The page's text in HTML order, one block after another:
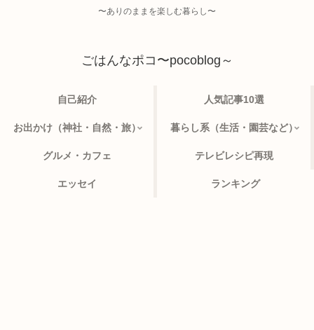
〜ありのままを楽しむ暮らし〜
ごはんなポコ〜pocoblog～
自己紹介 人気記事10選
お出かけ（神社・自然・旅） 暮らし系（生活・園芸など）
グルメ・カフェ テレビレシピ再現
エッセイ ランキング